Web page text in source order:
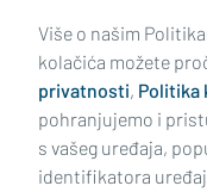
Više o našim
kolačića možete
privatnosti, Politika
pohranjujemo i
s vašeg uređaja,
identifikatora